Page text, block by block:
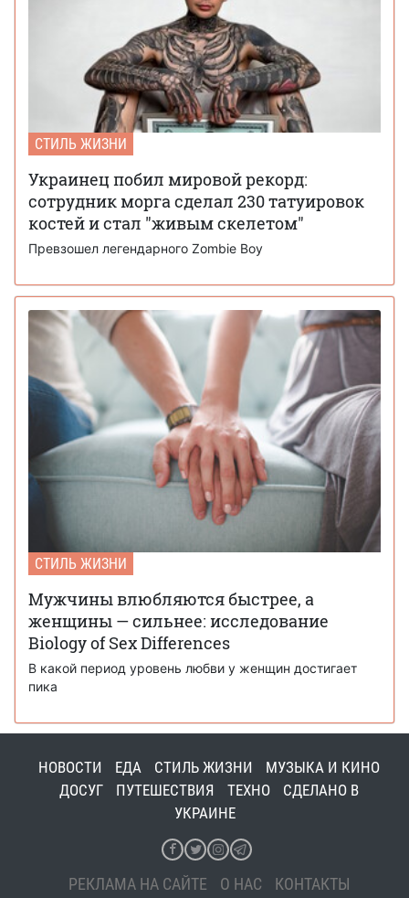
СТИЛЬ ЖИЗНИ
Украинец побил мировой рекорд:
сотрудник морга сделал 230 татуировок
костей и стал "живым скелетом"
Превзошел легендарного Zombie Boy
СТИЛЬ ЖИЗНИ
Мужчины влюбляются быстрее, а
женщины — сильнее: исследование
Biology of Sex Differences
В какой период уровень любви у женщин достигает
пика
НОВОСТИ ЕДА СТИЛЬ ЖИЗНИ
МУЗЫКА И КИНО
ДОСУГ
ПУТЕШЕСТВИЯ ТЕХНО
СДЕЛАНО В
УКРАИНЕ
РЕКЛАМА НА САЙТЕ О НАС КОНТАКТЫ